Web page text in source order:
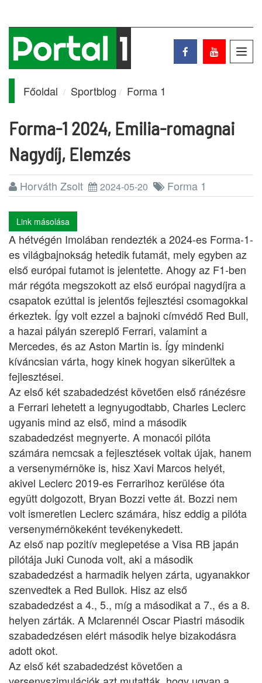
Főoldal Sportblog Forma 1
Forma-1 2024, Emilia-romagnai
Nagydíj, Elemzés
Horváth Zsolt 2024-05-20 Forma 1
Link másolása
A hétvégén Imolában rendezték a 2024-es Forma-1-
es világbajnokság hetedik futamát, mely egyben az
első európai futamot is jelentette. Ahogy az F1-ben
már régóta megszokott az első európai nagydíjra a
csapatok ezúttal is jelentős fejlesztési csomagokkal
érkeztek. Így volt ezzel a bajnoki címvédő Red Bull,
a hazai pályán szereplő Ferrari, valamint a
Mercedes, és az Aston Martin is. Így mindenki
kíváncsian várta, hogy kinek hogyan sikerültek a
fejlesztései.
Az első két szabadedzést követően első ránézésre
a Ferrari lehetett a legnyugodtabb, Charles Leclerc
ugyanis mind az első, mind a második
szabadedzést megnyerte. A monacói pilóta
számára nemcsak a fejlesztések voltak újak, hanem
a versenymérnöke is, hisz Xavi Marcos helyét,
akivel Leclerc 2019-es Ferrarihoz kerülése óta
együtt dolgozott, Bryan Bozzi vette át. Bozzi nem
volt ismeretlen Leclerc számára, hisz eddig a pilóta
versenymérnökeként tevékenykedett.
Az első nap pozitív meglepetése a Visa RB japán
pilótája Juki Cunoda volt, aki a második
szabadedzést a harmadik helyen zárta, ugyanakkor
szenvedtek a Red Bullok. Hisz az első
szabadedzést a 4., 5., míg a másodikat a 7., és a 8.
helyen zárták. A Mclarennél Oscar Piastri második
szabadedzésen elért második helye bizakodásra
adott okot.
Az első két szabadedzést követően a